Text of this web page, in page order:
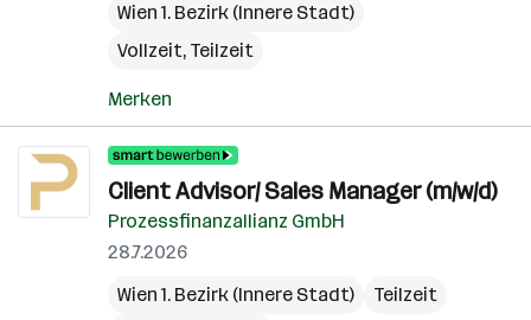
Wien 1. Bezirk (Innere Stadt)
Vollzeit, Teilzeit
Merken
Client Advisor/ Sales Manager (m/w/d)
Prozessfinanzallianz GmbH
28.7.2026
Wien 1. Bezirk (Innere Stadt)
Teilzeit